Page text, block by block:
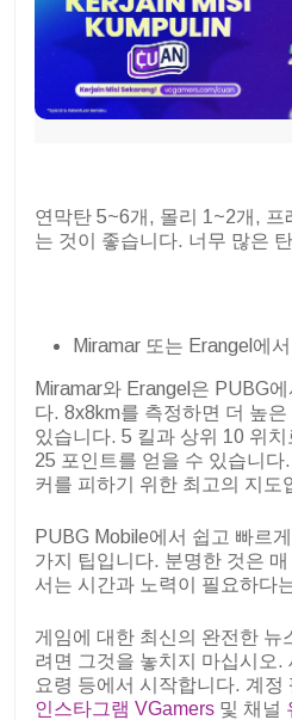
연막탄 5~6개, 몰리 1~2개,
는 것이 좋습니다. 너무 많은
Miramar 또는 Erangel에서
Miramar와 Erangel은 PUBG
다. 8x8km를 측정하면 더 높
있습니다. 5 킬과 상위 10 위
25 포인트를 얻을 수 있습니다
커를 피하기 위한 최고의 지도
PUBG Mobile에서 쉽고 빠르
가지 팁입니다. 분명한 것은
서는 시간과 노력이 필요하다
게임에 대한 최신의 완전한 뉴
려면 그것을 놓치지 마십시오.
요령 등에서 시작합니다. 계
인스타그램 VGamers 및 채널